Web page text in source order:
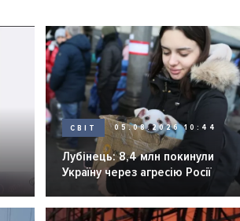
СВІТ 05.08.2026 10:44
Лубінець: 8,4 млн покинули
Україну через агресію Росії